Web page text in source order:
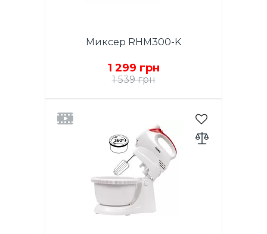
Миксер RHM300-K
1 299 грн
1 539 грн
Хромированные насадки. 2
венчика для взбивания яиц и
кремов. Насадки для теста.
Кнопка извлечения насадок.
Вращающаяся чаша из нерж
стали 2 л. Цвет: белый.
Гарантия - 1 год.